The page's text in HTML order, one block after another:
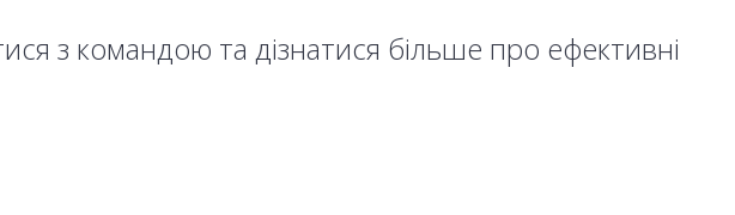
з командою та дізнатися більше про ефективні